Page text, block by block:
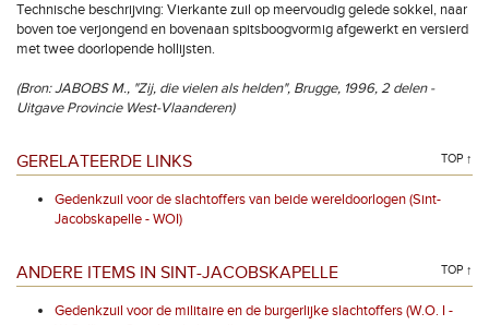
Technische beschrijving: Vierkante zuil op meervoudig gelede sokkel, naar
boven toe verjongend en bovenaan spitsboogvormig afgewerkt en versierd
met twee doorlopende hollijsten.
(Bron: JABOBS M., "Zij, die vielen als helden", Brugge, 1996, 2 delen -
Uitgave Provincie West-Vlaanderen)
GERELATEERDE LINKS TOP ↑
Gedenkzuil voor de slachtoffers van beide wereldoorlogen (Sint-
Jacobskapelle - WOI)
ANDERE ITEMS IN SINT-JACOBSKAPELLE TOP ↑
Gedenkzuil voor de militaire en de burgerlijke slachtoffers (W.O. I -